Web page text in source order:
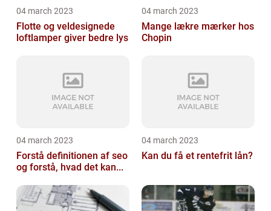
04 march 2023
Flotte og veldesignede
loftlamper giver bedre lys
04 march 2023
Mange lækre mærker hos
Chopin
04 march 2023
Forstå definitionen af seo
og forstå, hvad det kan...
04 march 2023
Kan du få et rentefrit lån?